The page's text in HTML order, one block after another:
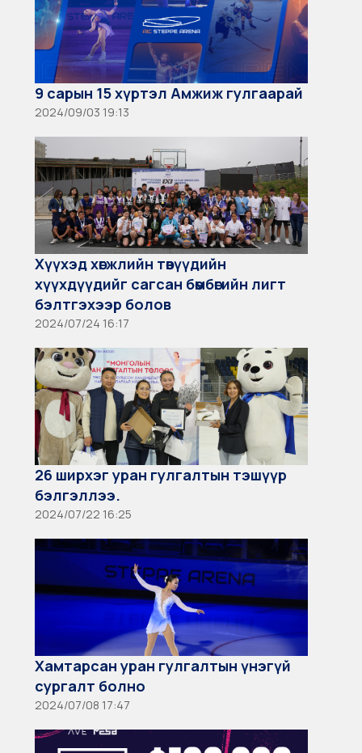
9 сарын 15 хүртэл Амжиж гулгаарай
2024/09/03 19:13
Хүүхэд хөгжлийн төвүүдийн
хүүхдүүдийг сагсан бөмбөгийн лигт
бэлтгэхээр болов
2024/07/24 16:17
26 ширхэг уран гулгалтын тэшүүр
бэлгэллээ.
2024/07/22 16:25
Хамтарсан уран гулгалтын үнэгүй
сургалт болно
2024/07/08 17:47